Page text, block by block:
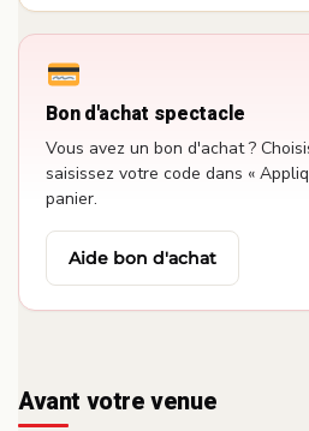
Bon d'achat spectacle
Vous avez un bon d'achat ?
saisissez votre code dans «
panier.
Aide bon d'achat
Avant votre venue